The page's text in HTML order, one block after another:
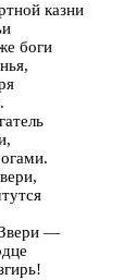
казни
боги
—